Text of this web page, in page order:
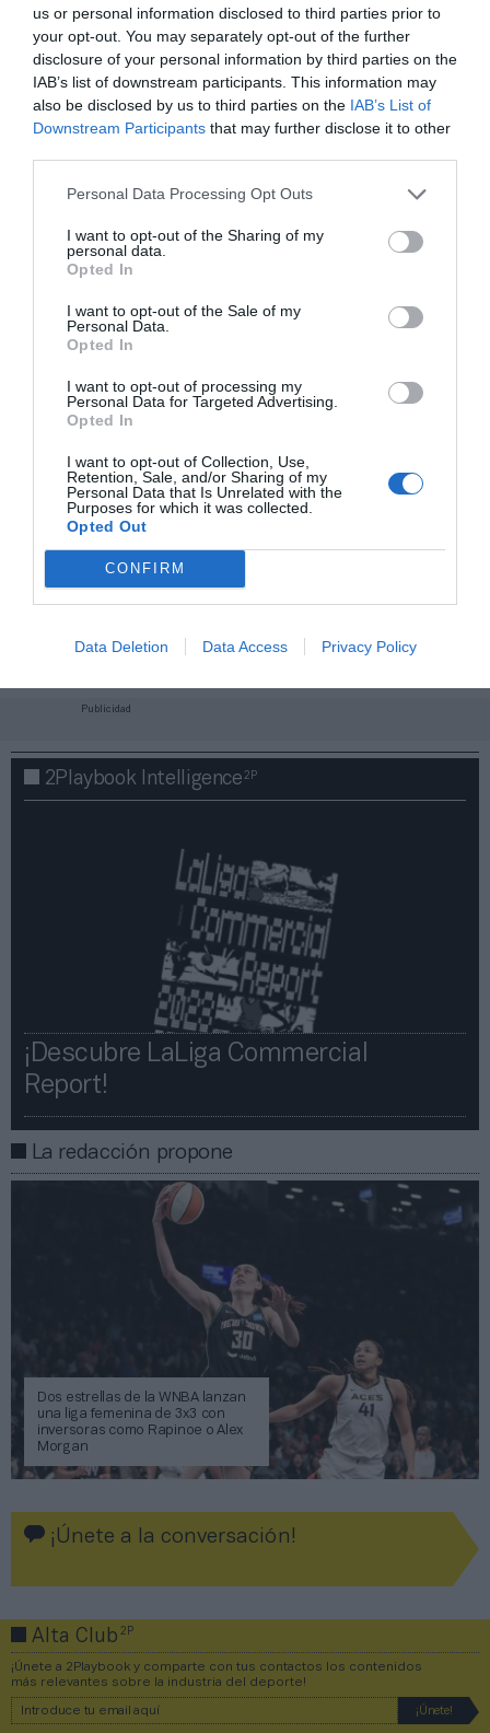
us or personal information disclosed to third parties prior to
your opt-out. You may separately opt-out of the further
disclosure of your personal information by third parties on the
IAB’s list of downstream participants. This information may
also be disclosed by us to third parties on the IAB’s List of
Downstream Participants that may further disclose it to other
Personal Data Processing Opt Outs
I want to opt-out of the Sharing of my
personal data.
Opted In
I want to opt-out of the Sale of my
Personal Data.
Opted In
I want to opt-out of processing my
Personal Data for Targeted Advertising.
Opted In
I want to opt-out of Collection, Use,
Retention, Sale, and/or Sharing of my
Personal Data that Is Unrelated with the
Purposes for which it was collected.
Opted Out
CONFIRM
Data Deletion Data Access Privacy Policy
Índex2P
NBA
Publicidad
2Playbook Club
y eventos para Socios!​​​​​​​
Publicidad
2Playbook Intelligence2P
¡Descubre LaLiga Commercial
Report!​​
La redacción propone
Dos estrellas de la WNBA lanzan
una liga femenina de 3x3 con
inversoras como Rapinoe o Alex
Morgan
¡Únete a la conversación!
Alta Club2P
¡Únete a 2Playbook y comparte con tus contactos los contenidos
más relevantes sobre la industria del deporte!